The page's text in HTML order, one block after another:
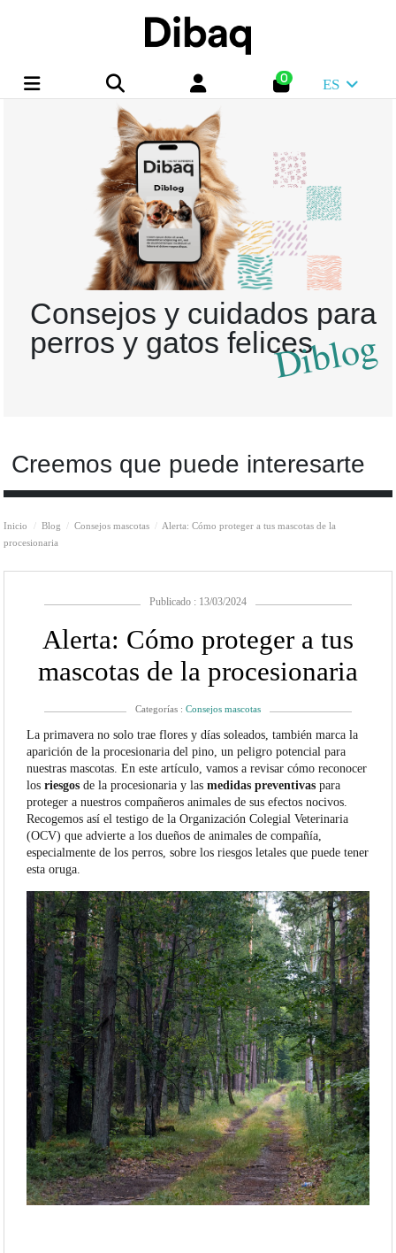
0 ES
Consejos y cuidados para
perros y gatos felicesDiblog
Creemos que puede interesarte
Inicio Blog Consejos mascotas
Alerta: Cómo proteger a tus mascotas de la
procesionaria
Publicado : 13/03/2024
Alerta: Cómo proteger a tus
mascotas de la procesionaria
Categorías : Consejos mascotas
La primavera no solo trae flores y días soleados, también marca la
aparición de la procesionaria del pino, un peligro potencial para
nuestras mascotas. En este artículo, vamos a revisar cómo reconocer
losriesgosde la procesionaria y lasmedidas preventivas para
proteger a nuestros compañeros animales de sus efectos nocivos.
Recogemos así el testigo de la Organización Colegial Veterinaria
(OCV) que advierte a los dueños de animales de compañía,
especialmente de los perros, sobre los riesgos letales que puede tener
esta oruga.